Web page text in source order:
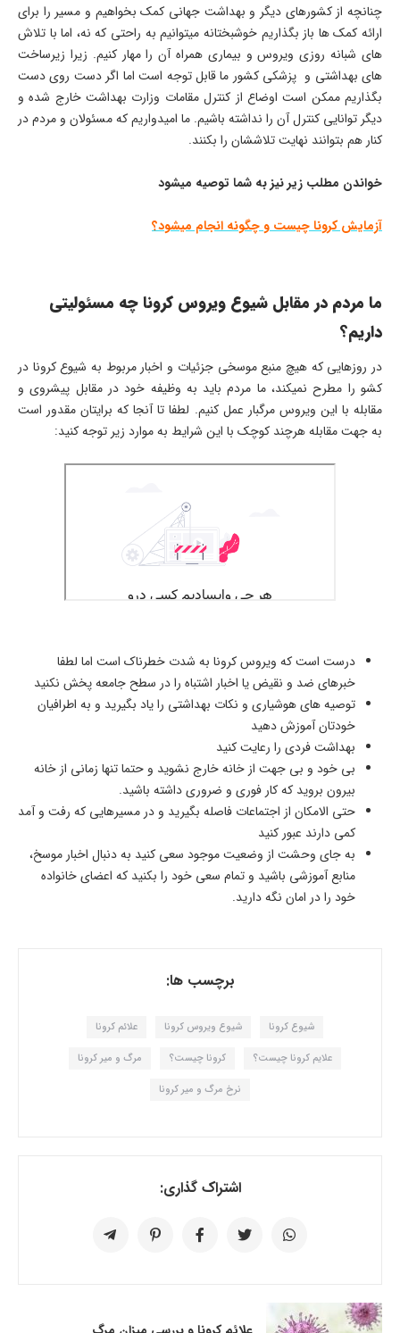
چنانچه از کشورهای دیگر و بهداشت جهانی کمک بخواهیم و مسیر را برای
ارائه کمک ها باز بگذاریم خوشبختانه میتوانیم به راحتی که نه، اما با تلاش
های شبانه روزی ویروس و بیماری همراه آن را مهار کنیم. زیرا زیرساخت
های بهداشتی و پزشکی کشور ما قابل توجه است اما اگر دست روی دست
بگذاریم ممکن است اوضاع از کنترل مقامات وزارت بهداشت خارج شده و
دیگر توانایی کنترل آن را نداشته باشیم. ما امیدواریم که مسئولان و مردم در
کنار هم بتوانند نهایت تلاششان را بکنند.
خواندن مطلب زیر نیز به شما توصیه میشود
آزمایش کرونا چیست و چگونه انجام میشود؟
ما مردم در مقابل شیوع ویروس کرونا چه مسئولیتی
داریم؟
در روزهایی که هیچ منبع موسخی جزئیات و اخبار مربوط به شیوع کرونا در
کشو را مطرح نمیکند، ما مردم باید به وظیفه خود در مقابل پیشروی و
مقابله با این ویروس مرگبار عمل کنیم. لطفا تا آنجا که برایتان مقدور است
به جهت مقابله هرچند کوچک با این شرایط به موارد زیر توجه کنید:
درست است که ویروس کرونا به شدت خطرناک است اما لطفا
خبرهای ضد و نقیض یا اخبار اشتباه را در سطح جامعه پخش نکنید
توصیه های هوشیاری و نکات بهداشتی را یاد بگیرید و به اطرافیان
خودتان آموزش دهید
بهداشت فردی را رعایت کنید
بی خود و بی جهت از خانه خارج نشوید و حتما تنها زمانی از خانه
بیرون بروید که کار فوری و ضروری داشته باشید.
حتی الامکان از اجتماعات فاصله بگیرید و در مسیرهایی که رفت و آمد
کمی دارند عبور کنید
به جای وحشت از وضعیت موجود سعی کنید به دنبال اخبار موسخ،
منابع آموزشی باشید و تمام سعی خود را بکنید که اعضای خانواده
خود را در امان نگه دارید.
برچسب ها:
شیوع کرونا شیوع ویروس کرونا علائم کرونا
علایم کرونا چیست؟ کرونا چیست؟ مرگ و میر کرونا
نرخ مرگ و میر کرونا
اشتراک گذاری: